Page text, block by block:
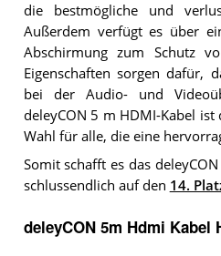
die bestmögliche und
Außerdem verfügt es über
Abschirmung zum Schutz
Eigenschaften sorgen dafür,
bei der Audio- und
deleyCON 5 m HDMI-Kabel ist
Wahl für alle, die eine
Somit schafft es das
schlussendlich auf den 14.
deleyCON 5m Hdmi Kabel